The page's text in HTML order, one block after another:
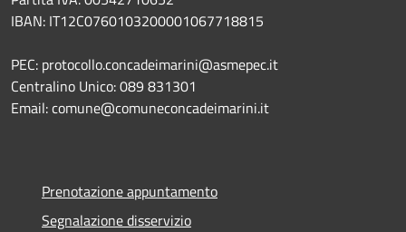
IBAN: IT12C0760103200001067718815
PEC: protocollo.concadeimarini@asmepec.it
Centralino Unico: 089 831301
Email: comune@comuneconcadeimarini.it
Prenotazione appuntamento
Segnalazione disservizio